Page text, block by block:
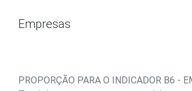
Empresas
PROPORÇÃO PARA O INDICADOR B6 -